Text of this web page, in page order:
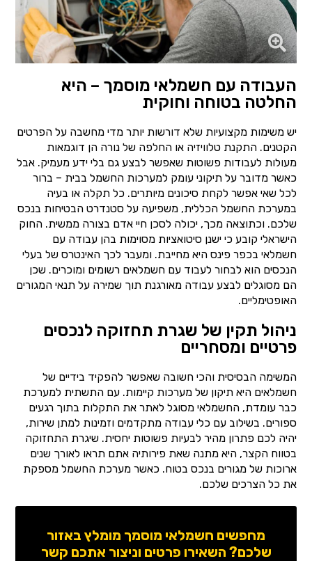
העבודה עם חשמלאי מוסמך – היא
החלטה בטוחה וחוקית
יש משימות מקצועיות שלא דורשות יותר מדי מחשבה על הפרטים
הקטנים. התקנת טלוויזיה או החלפה של נורה הן דוגמאות
מעולות לעבודות פשוטות שאפשר לבצע גם בלי ידע מעמיק. אבל
כאשר מדובר על תיקוני עומק למערכות החשמל בבית – ברור
לכל שאי אפשר לקחת סיכונים מיותרים. כל תקלה או בעיה
במערכת החשמל הכללית, משפיעה על סטנדרט הבטיחות בנכס
שלכם. וכתוצאה מכך, יכולה לסכן חיי אדם בצורה ממשית. החוק
הישראלי קובע כי ישנן סיטואציות מסוימות בהן עבודה עם
חשמלאי בכפר פינס היא מחייבת. ומעבר לכך האינטרס של בעלי
הנכסים הוא לבחור לעבוד עם חשמלאים רשומים ומוכרים. שכן
הם מסוגלים לבצע עבודה מאורגנת תוך שמירה על תנאי המגורים
האופטימליים.
ניהול תקין של שגרת תחזוקה לנכסים
פרטיים ומסחריים
המשימה הבסיסית והכי חשובה שאפשר להפקיד בידיים של
חשמלאים היא תיקון של מערכות קיימות. עם התשתית למערכת
כבר עומדת, החשמלאי מסוגל לאתר את התקלות בתוך רגעים
ספורים. בשילוב עם כלי עבודה מתקדמים וזמינות למתן שירות,
יהיה לכם פתרון מהיר לבעיות פשוטות יחסית. שיגרת התחזוקה
בטווח הקצר, היא מתנה שאת פירותיה אתם תראו לאורך שנים
ארוכות של מגורים בנכס בטוח. כאשר מערכת החשמל מספקת
את כל הצרכים שלכם.
מחפשים חשמלאי מוסמך מומלץ באזור
שלכם? השאירו פרטים וניצור אתכם קשר